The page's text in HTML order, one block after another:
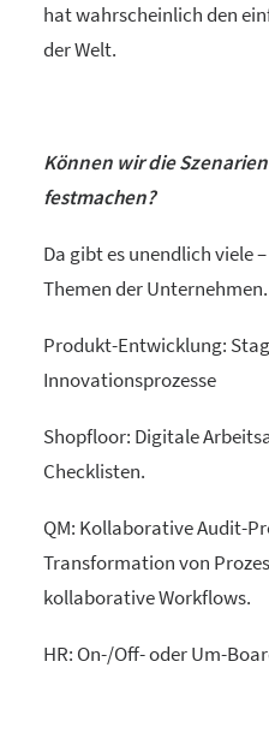
hat wahrscheinlich den
der Welt.
Können wir die
festmachen?
Da gibt es unendlich viele
Themen der Unternehmen.
Produkt-Entwicklung:
Innovationsprozesse
Shopfloor: Digitale
Checklisten.
QM: Kollaborative Audit-
Transformation von
kollaborative Workflows.
HR: On-/Off- oder Um-